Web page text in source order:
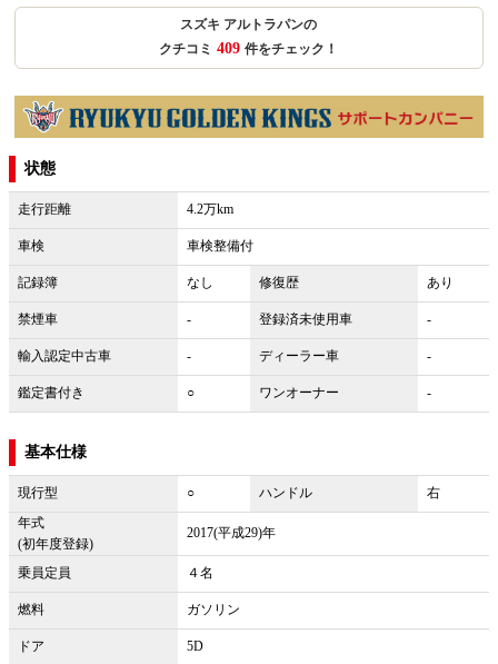
スズキ アルトラパンの
クチコミ 409 件をチェック！
状態
走行距離 4.2万km
車検 車検整備付
記録簿 なし 修復歴 あり
禁煙車 - 登録済未使用車 -
輸入認定中古車 - ディーラー車 -
鑑定書付き ○ ワンオーナー -
基本仕様
現行型 ○ ハンドル
右
年式
(初年度登録)
2017(平成29)年
乗員定員 ４名
燃料 ガソリン
ドア
5D